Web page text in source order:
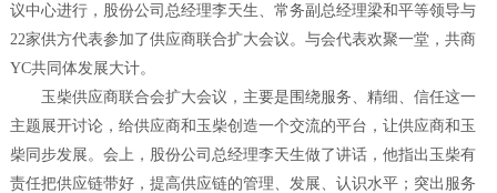
议中心进行，股份公司总经理李天生、常务副总经理梁和平等领导与
22家供方代表参加了供应商联合扩大会议。与会代表欢聚一堂，共商
YC共同体发展大计。
玉柴供应商联合会扩大会议，主要是围绕服务、精细、信任这一
主题展开讨论，给供应商和玉柴创造一个交流的平台，让供应商和玉
柴同步发展。会上，股份公司总经理李天生做了讲话，他指出玉柴有
责任把供应链带好，提高供应链的管理、发展、认识水平；突出服务